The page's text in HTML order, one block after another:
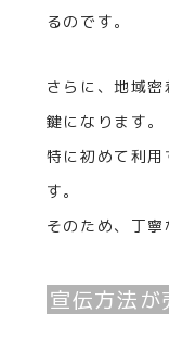
るのです。
さらに、地域
鍵になります。
特に初めて利
す。
そのため、丁寧
宣伝方法が